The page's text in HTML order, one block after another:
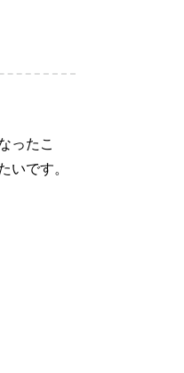
ったこ
いです。